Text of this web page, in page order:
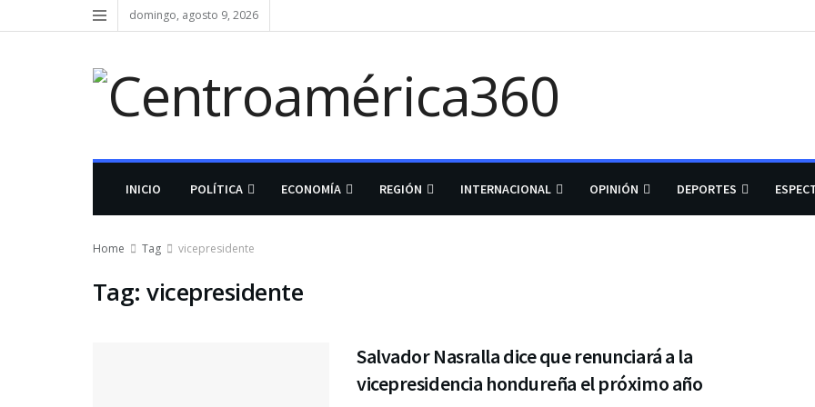
domingo, agosto 9, 2026
INICIO POLÍTICA ECONOMÍA REGIÓN INTERNACIONAL OPINIÓN DEPORTES
Home Tag vicepresidente
Tag:vicepresidente
Salvador Nasralla dice que renunciará a la
vicepresidencia hondureña el próximo año